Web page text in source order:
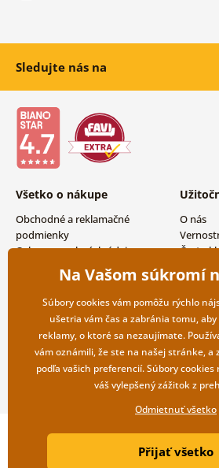
Sledujte nás na
Všetko o nákupe
Obchodné a reklamačné
podmienky
Ochrana osobných údajov
Možnosti dopravy a platby
Vrátenie tovaru
O nás
Často
Magazín
Copyright ©2019 ©
Litvanyi.sk| E-
Na Vašom súkromí
Súbory cookies vám pomôžu rýchlo
ušetria vám čas a zabránia tomu,
reklamy, o ktoré sa nezaujímate.
vám oznámili, že ste na našej stránke,
podľa vašich preferencií. Súbory
váš vylepšený zážitok z
Odmietnuť všetko
Přijať všetko